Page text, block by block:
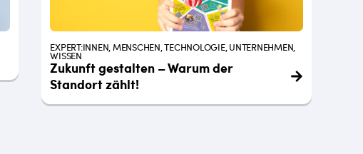
EXPERT:INNEN, MENSCHEN, TECHNOLOGIE, UNTERNEHMEN,
WISSEN
Zukunft gestalten – Warum der
Standort zählt!